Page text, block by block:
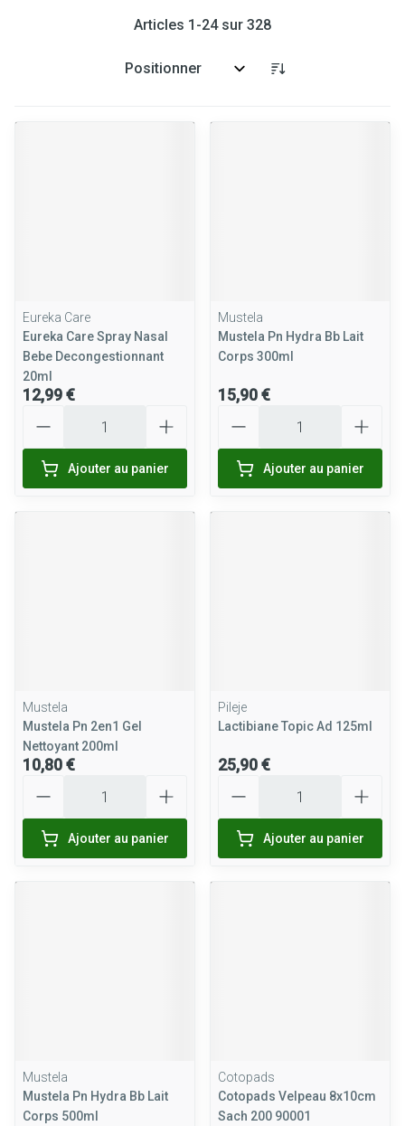
Articles 1 -24sur 328
Trier par:
Eureka Care
Eureka Care Spray Nasal
Bebe Decongestionnant
20ml
12,99 €
Ajouter au panier
Mustela
Mustela Pn Hydra Bb Lait
Corps 300ml
15,90 €
Ajouter au panier
Mustela
Mustela Pn 2en1 Gel
Nettoyant 200ml
10,80 €
Ajouter au panier
Pileje
Lactibiane Topic Ad 125ml
25,90 €
Ajouter au panier
Mustela
Mustela Pn Hydra Bb Lait
Corps 500ml
Cotopads
Cotopads Velpeau 8x10cm
Sach 200 90001